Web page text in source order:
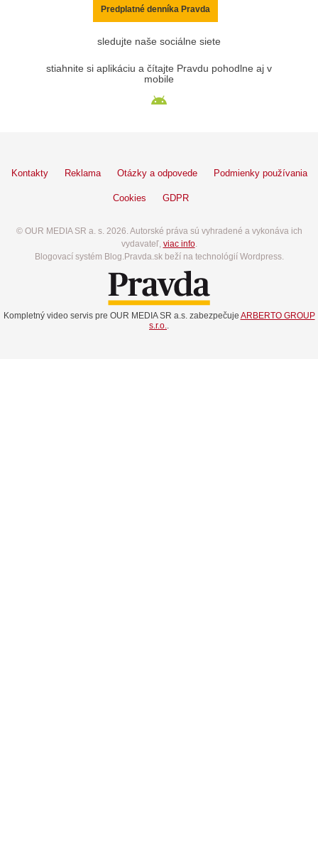
Predplatné denníka Pravda
sledujte naše sociálne siete
stiahnite si aplikáciu a čítajte Pravdu pohodlne aj v
mobile
Kontakty Reklama Otázky a odpovede Podmienky používania
Cookies GDPR
© OUR MEDIA SR a. s. 2026. Autorské práva sú vyhradené a vykonáva ich
vydavateľ, viac info.
Blogovací systém Blog.Pravda.sk beží na technológií Wordpress.
Kompletný video servis pre OUR MEDIA SR a.s. zabezpečuje ARBERTO GROUP
s.r.o..